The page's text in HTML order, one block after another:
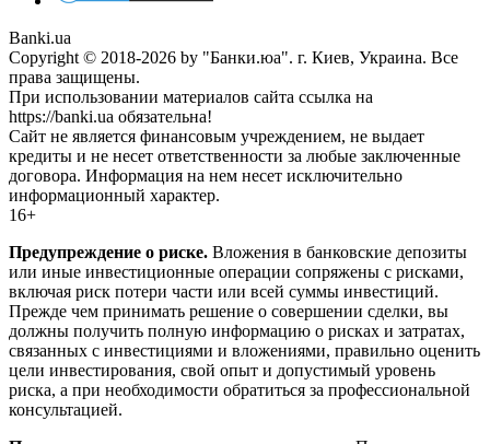
Banki.ua
Copyright © 2018-2026 by "Банки.юа". г. Киев, Украина. Все
права защищены.
При использовании материалов сайта ссылка на
https://banki.ua обязательна!
Сайт не является финансовым учреждением, не выдает
кредиты и не несет ответственности за любые заключенные
договора. Информация на нем несет исключительно
информационный характер.
16+
Предупреждение о риске. Вложения в банковские депозиты
или иные инвестиционные операции сопряжены с рисками,
включая риск потери части или всей суммы инвестиций.
Прежде чем принимать решение о совершении сделки, вы
должны получить полную информацию о рисках и затратах,
связанных с инвестициями и вложениями, правильно оценить
цели инвестирования, свой опыт и допустимый уровень
риска, а при необходимости обратиться за профессиональной
консультацией.